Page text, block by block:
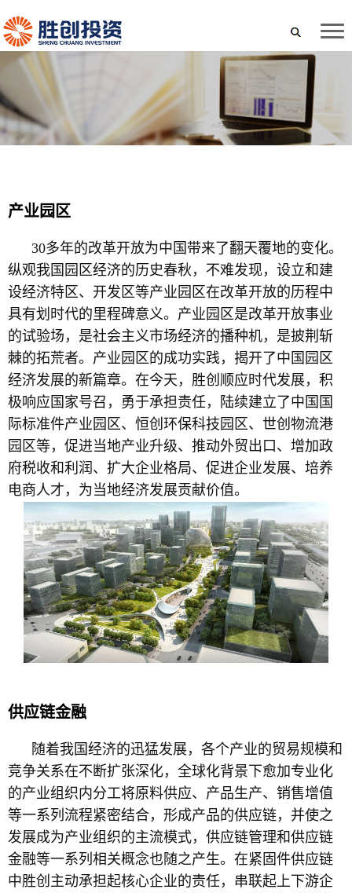
产业园区
30多年的改革开放为中国带来了翻天覆地的变化。
纵观我国园区经济的历史春秋 ， 不难发现， 设立和建
设经济特区、开发区等产业园区在改革开放的历程中
具有划时代的里程碑意义。产业园区是改革开放事业
的试验场，是社会主义市场经济的播种机，是披荆斩
棘的拓荒者。产业园区的成功实践，揭开了中国园区
经济发展的新篇章。 在今天，胜创顺应时代发展，积
极响应国家号召，勇于承担责任，陆续建立了中国国
际标准件产业园区、恒创环保科技园区、世创物流港
园区等，促进当地产业升级、推动外贸出口、增加政
府税收和利润、扩大企业格局、促进企业发展、培养
电商人才，为当地经济发展贡献价值。
供应链金融
随着我国经济的迅猛发展，各个产业的贸易规模和
竞争关系在不断扩张深化，全球化背景下愈加专业化
的产业组织内分工将原料供应、产品生产、销售增值
等一系列流程紧密结合，形成产品的供应链，并使之
发展成为产业组织的主流模式，供应链管理和供应链
金融等一系列相关概念也随之产生。在紧固件供应链
中胜创主动承担起核心企业的责任，串联起上下游企